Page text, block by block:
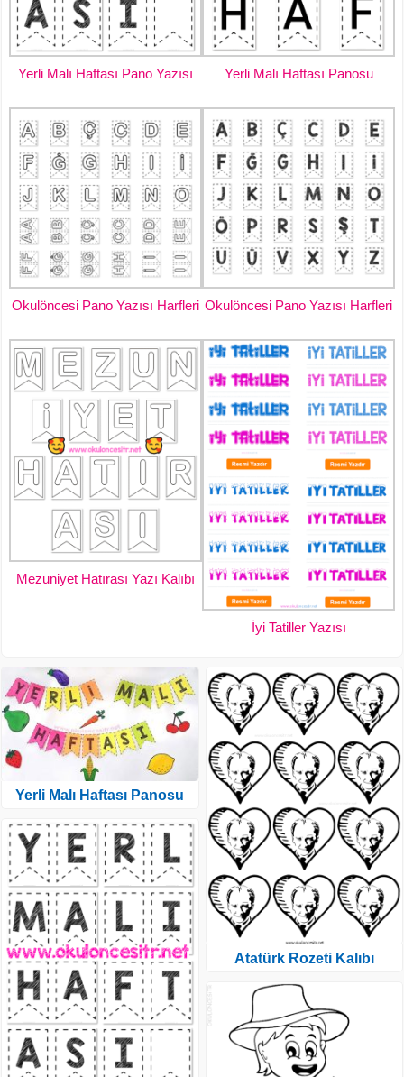
Yerli Malı Haftası Pano Yazısı Yerli Malı Haftası Panosu
Okulöncesi Pano Yazısı Harfleri Okulöncesi Pano Yazısı Harfleri
Mezuniyet Hatırası Yazı Kalıbı
İyi Tatiller Yazısı
Yerli Malı Haftası Panosu
Atatürk Rozeti Kalıbı